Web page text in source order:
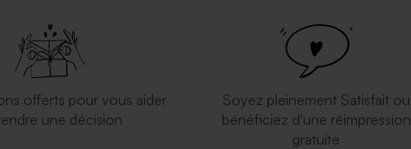
100%
mat
Carte vierge rectangle horizontale
offerts pour vous aider
une décision
Soyez pleinement Satisfait ou
bénéficiez d'une réimpression
gratuite